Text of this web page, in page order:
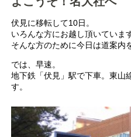
伏見に移転して10日。
いろんな方にお越し頂いていま
そんな方のために今日は道案内
では、早速。
地下鉄「伏見」駅で下車。東山
す。